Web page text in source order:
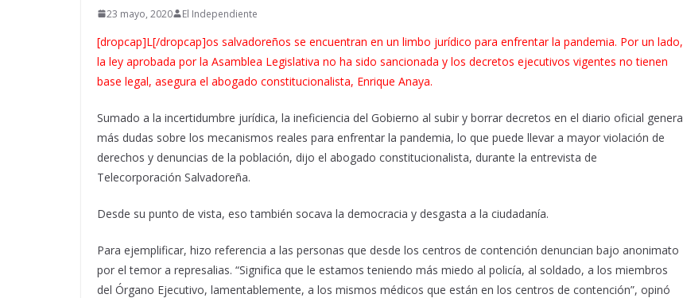
23 mayo, 2020 El Independiente
[dropcap]L[/dropcap]os salvadoreños se encuentran en un limbo jurídico para enfrentar la pandemia. Por un lado,
la ley aprobada por la Asamblea Legislativa no ha sido sancionada y los decretos ejecutivos vigentes no tienen
base legal, asegura el abogado constitucionalista, Enrique Anaya.
Sumado a la incertidumbre jurídica, la ineficiencia del Gobierno al subir y borrar decretos en el diario oficial genera
más dudas sobre los mecanismos reales para enfrentar la pandemia, lo que puede llevar a mayor violación de
derechos y denuncias de la población, dijo el abogado constitucionalista, durante la entrevista de
Telecorporación Salvadoreña.
Desde su punto de vista, eso también socava la democracia y desgasta a la ciudadanía.
Para ejemplificar, hizo referencia a las personas que desde los centros de contención denuncian bajo anonimato
por el temor a represalias. “Significa que le estamos teniendo más miedo al policía, al soldado, a los miembros
del Órgano Ejecutivo, lamentablemente, a los mismos médicos que están en los centros de contención”, opinó